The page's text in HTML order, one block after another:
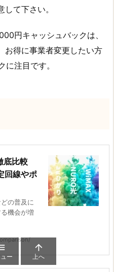
て下さい。
円キャッシュバックは、
お得に事業者変更したい方
注目です。
底比較
回線やポ
の普及に
機会が増
ー

上へ